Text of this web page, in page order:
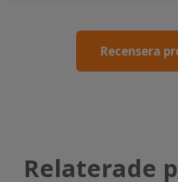
Recensera
Relaterade